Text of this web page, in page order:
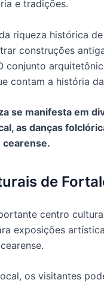
e tradições.
riqueza histórica
construções
conjunto
contam a história
se manifesta em
as danças
cearense.
de
centro
exposições
os visitantes